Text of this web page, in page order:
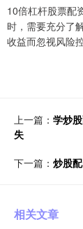
10倍杠杆股票配
时，需要充分了
收益而忽视风险控
上一篇： 学炒
失
下一篇： 炒股
相关文章